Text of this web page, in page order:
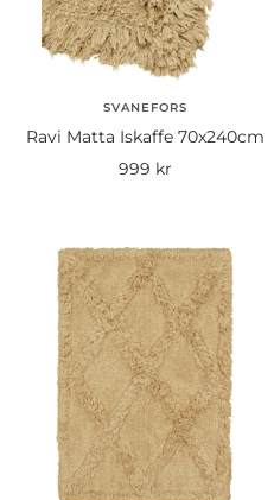
SVANEFORS
Ravi Matta Iskaffe 70x240cm
Rea-
999 kr